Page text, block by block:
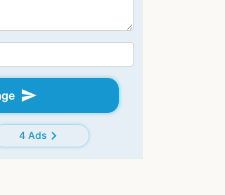
send
4 Adschevron_right